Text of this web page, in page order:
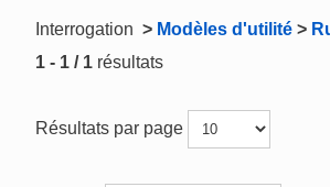
Interrogation > Modèles d'utilité >
1 - 1 / 1 résultats
Résultats par page